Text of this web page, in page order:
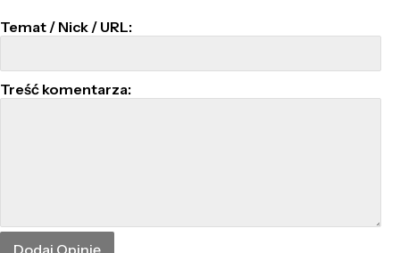
Temat / Nick / URL:
Treść komentarza: